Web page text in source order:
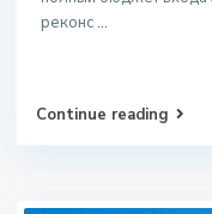
реконс ...
Continue reading